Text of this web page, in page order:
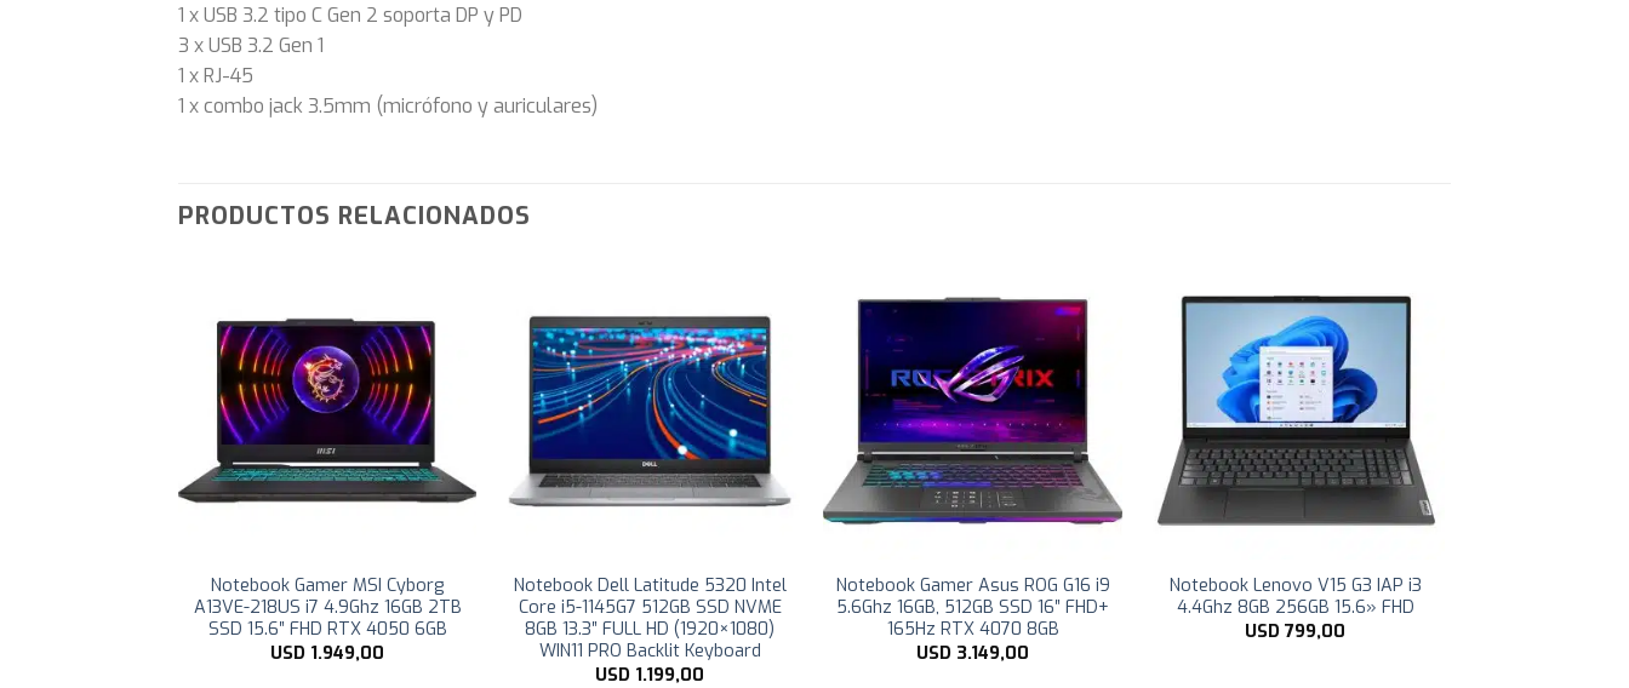
1 x USB 3.2 tipo C Gen 2 soporta DP y PD
3 x USB 3.2 Gen 1
1 x RJ-45
1 x combo jack 3.5mm (micrófono y auriculares)
PRODUCTOS RELACIONADOS
Notebook Gamer MSI Cyborg
A13VE-218US i7 4.9Ghz 16GB 2TB
SSD 15.6″ FHD RTX 4050 6GB
USD 1.949,00
Notebook Dell Latitude 5320 Intel
Core i5-1145G7 512GB SSD NVME
8GB 13.3″ FULL HD (1920×1080)
WIN11 PRO Backlit Keyboard
USD 1.199,00
Notebook Gamer Asus ROG G16 i9
5.6Ghz 16GB, 512GB SSD 16″ FHD+
165Hz RTX 4070 8GB
USD 3.149,00
Notebook Lenovo V15 G3 IAP i3
4.4Ghz 8GB 256GB 15.6» FHD
USD799,00